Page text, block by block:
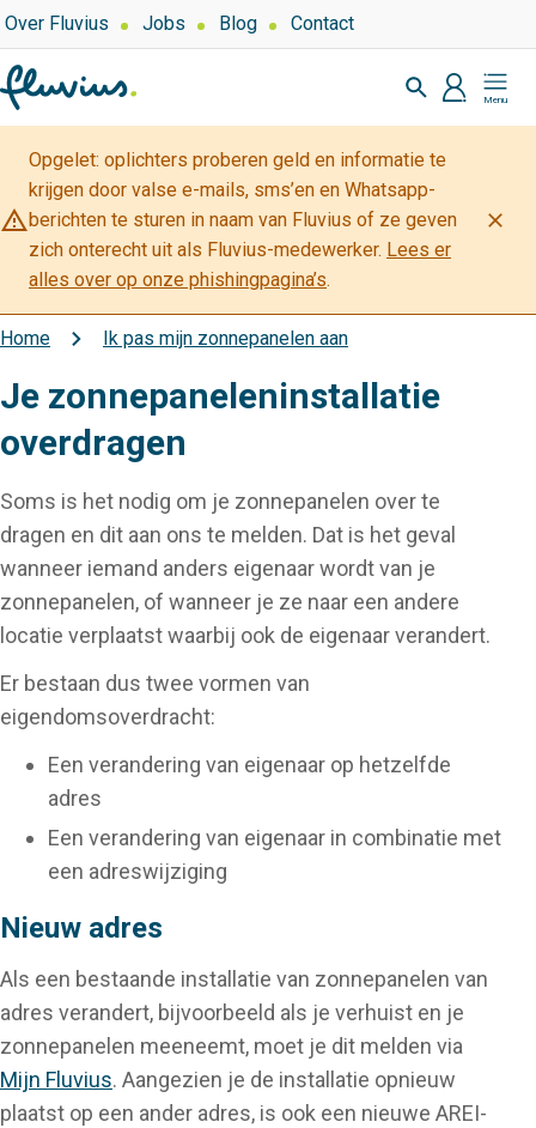
Overslaan
en
naar
de
inhoud
gaan
Top
navigation
Over Fluvius Jobs Blog Contact
Zoeken
profiel
Mijn
Fluvius
warning_amber
Opgelet: oplichters proberen geld en informatie te
krijgen door valse e-mails, sms’en en Whatsapp-
berichten te sturen in naam van Fluvius of ze geven
zich onterecht uit als Fluvius-medewerker. Lees er
alles over op onze phishingpagina’s.
close
Kruimelpad
Home Ik pas mijn zonnepanelen aan
Je zonnepaneleninstallatie
overdragen
Soms is het nodig om je zonnepanelen over te
dragen en dit aan ons te melden. Dat is het geval
wanneer iemand anders eigenaar wordt van je
zonnepanelen, of wanneer je ze naar een andere
locatie verplaatst waarbij ook de eigenaar verandert.
Er bestaan dus twee vormen van
eigendomsoverdracht:
Een verandering van eigenaar op hetzelfde
adres
Een verandering van eigenaar in combinatie met
een adreswijziging
Nieuw adres
Als een bestaande installatie van zonnepanelen van
adres verandert, bijvoorbeeld als je verhuist en je
zonnepanelen meeneemt, moet je dit melden via
Mijn Fluvius. Aangezien je de installatie opnieuw
plaatst op een ander adres, is ook een nieuwe AREI-